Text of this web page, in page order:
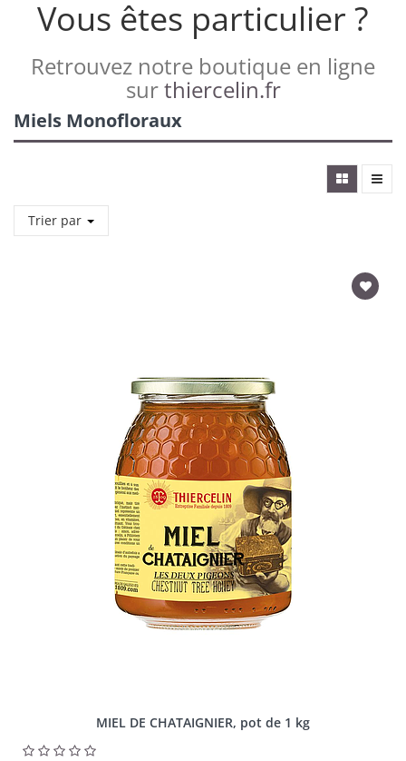
Vous êtes particulier ?
Retrouvez notre boutique en ligne
surthiercelin.fr
Miels Monofloraux
Trier par
MIEL DE CHATAIGNIER, pot de 1 kg